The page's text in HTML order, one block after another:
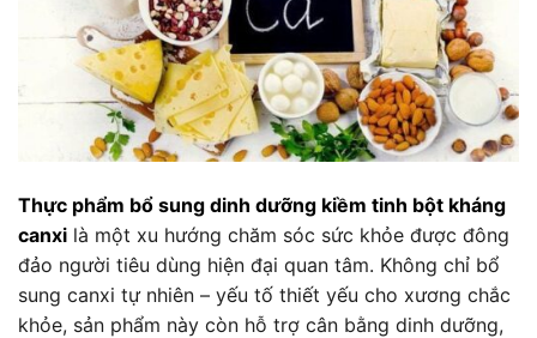
Thực phẩm bổ sung dinh dưỡng kiềm tinh bột kháng
canxi là một xu hướng chăm sóc sức khỏe được đông
đảo người tiêu dùng hiện đại quan tâm. Không chỉ bổ
sung canxi tự nhiên – yếu tố thiết yếu cho xương chắc
khỏe, sản phẩm này còn hỗ trợ cân bằng dinh dưỡng,